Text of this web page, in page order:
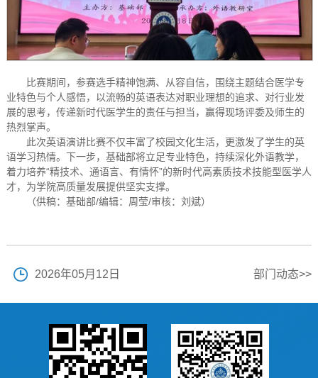
比赛期间，参赛选手精神饱满、从容自信，围绕主题结合医学专
业特色与个人感悟，以流畅的英语表达对职业理想的追求、对行业发
展的思考，传递新时代医学生的责任与担当，赢得现场评委及师生的
热烈掌声。
此次英语演讲比赛不仅丰富了校园文化生活，更激发了学生的英
语学习热情。下一步，基础部将立足专业特色，持续深化外语教学，
着力培养“精技术、通语言、有情怀”的新时代高素质技术技能型医学人
才，为学院高质量发展提供坚实支撑。
（供稿：基础部/编辑：周莹/审核：刘斌）
2026年05月12日 部门动态>>